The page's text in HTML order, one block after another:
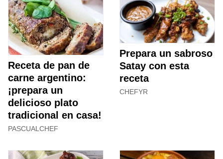
Receta de pan de
carne argentino:
¡prepara un
delicioso plato
tradicional en casa!
PASCUALCHEF
Prepara un sabroso
Satay con esta
receta
CHEFYR